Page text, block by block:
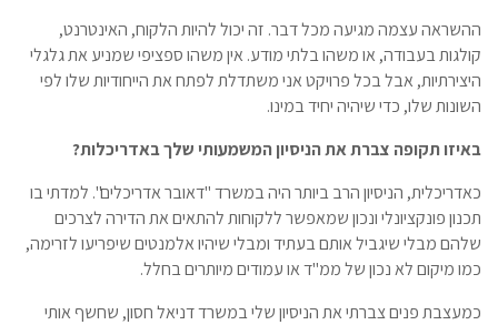
ההשראה עצמה מגיעה מכל דבר. זה יכול להיות הלקוח, האינטרנט,
קולגות בעבודה, או משהו בלתי מודע. אין משהו ספציפי שמניע את גלגלי
היצירתיות, אבל בכל פרויקט אני משתדלת לפתח את הייחודיות שלו לפי
השונות שלו, כדי שיהיה יחיד במינו.
באיזו תקופה צברת את הניסיון המשמעותי שלך באדריכלות?
כאדריכלית, הניסיון הרב ביותר היה במשרד "דאובר אדריכלים". למדתי בו
תכנון פונקציונלי ונכון שמאפשר ללקוחות להתאים את הדירה לצרכים
שלהם מבלי שיגביל אותם בעתיד ומבלי שיהיו אלמנטים שיפריעו לזרימה,
כמו מיקום לא נכון של ממ"ד או עמודים מיותרים בחלל.
כמעצבת פנים צברתי את הניסיון שלי במשרד דניאל חסון, שחשף אותי